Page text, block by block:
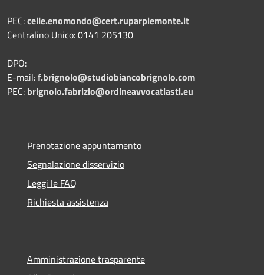
PEC:celle.enomondo@cert.ruparpiemonte.it
Centralino Unico: 0141 205130
DPO:
E-mail:f.brignolo@studiobiancobrignolo.com
PEC: brignolo.fabrizio@ordineavvocatiasti.eu
Prenotazione appuntamento
Segnalazione disservizio
Leggi le FAQ
Richiesta assistenza
Amministrazione trasparente